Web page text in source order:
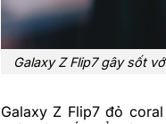
Galaxy Z Flip7 gây sốt
Galaxy Z Flip7 đỏ